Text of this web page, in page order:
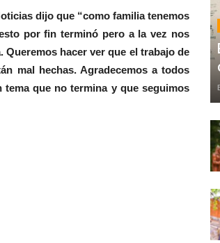
dijo que “como familia tenemos
por fin terminó pero a la vez nos
hacer ver que el trabajo de
mal hechas. Agradecemos a todos
que no termina y que seguimos